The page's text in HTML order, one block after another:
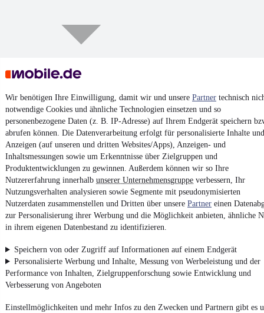
Wir benötigen Ihre Einwilligung, damit wir und unsere Partner technisch
notwendige Cookies und ähnliche Technologien einsetzen und so
personenbezogene Daten (z. B. IP-Adresse) auf Ihrem Endgerät speichern
abrufen können. Die Datenverarbeitung erfolgt für personalisierte Inhalte und
Anzeigen (auf unseren und dritten Websites/Apps), Anzeigen- und
Inhaltsmessungen sowie um Erkenntnisse über Zielgruppen und
Produktentwicklungen zu gewinnen. Außerdem können wir so Ihre
Nutzererfahrung innerhalb unserer Unternehmensgruppe verbessern, Ihr
Nutzungsverhalten analysieren sowie Segmente mit pseudonymisierten
Nutzerdaten zusammenstellen und Dritten über unsere Partner einen
zur Personalisierung ihrer Werbung und die Möglichkeit anbieten, ähnliche
in ihrem eigenen Datenbestand zu identifizieren.
Speichern von oder Zugriff auf Informationen auf einem Endgerät
Personalisierte Werbung und Inhalte, Messung von Werbeleistung und der
Performance von Inhalten, Zielgruppenforschung sowie Entwicklung und
Verbesserung von Angeboten
Einstellmöglichkeiten und mehr Infos zu den Zwecken und Partnern gibt es
Keine Inserate gefunden
¹MwSt. ausweisbar
Nutze mobile.de schnell und einfach
App installieren